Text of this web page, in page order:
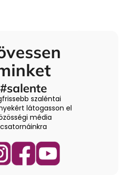
#salente
szaléntai
látogasson el
média
csatornáinkra